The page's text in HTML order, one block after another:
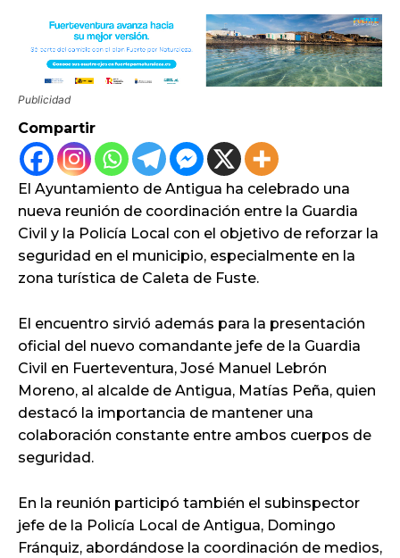
Publicidad
Compartir
El Ayuntamiento de Antigua ha celebrado una
nueva reunión de coordinación entre la Guardia
Civil y la Policía Local con el objetivo de reforzar la
seguridad en el municipio, especialmente en la
zona turística de Caleta de Fuste.
El encuentro sirvió además para la presentación
oficial del nuevo comandante jefe de la Guardia
Civil en Fuerteventura, José Manuel Lebrón
Moreno, al alcalde de Antigua, Matías Peña, quien
destacó la importancia de mantener una
colaboración constante entre ambos cuerpos de
seguridad.
En la reunión participó también el subinspector
jefe de la Policía Local de Antigua, Domingo
Fránquiz, abordándose la coordinación de medios,